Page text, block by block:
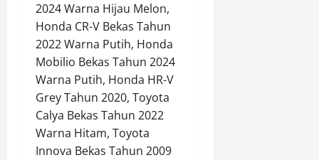
2024 Warna Hijau Melon,
Honda CR-V Bekas Tahun
2022 Warna Putih, Honda
Mobilio Bekas Tahun 2024
Warna Putih, Honda HR-V
Grey Tahun 2020, Toyota
Calya Bekas Tahun 2022
Warna Hitam, Toyota
Innova Bekas Tahun 2009